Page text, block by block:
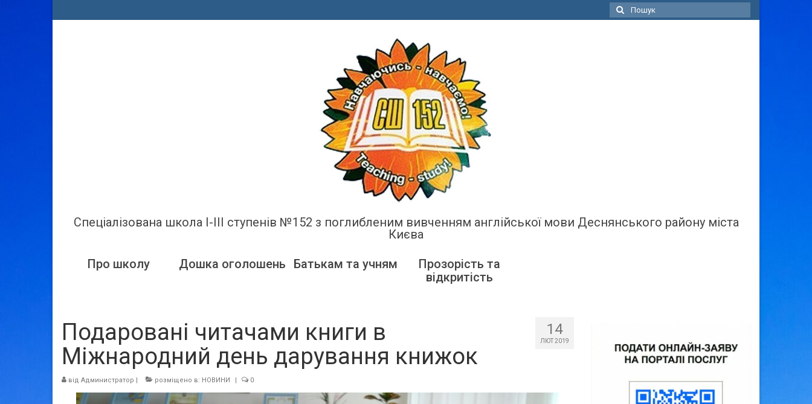
Пошук
для:
Спеціалізована школа І-ІІІ ступенів №152 з поглибленим вивченням англійської мови Деснянського району міста
Києва
Про школу Дошка оголошень Батькам та учням
Прозорість та
відкритість
14
ЛЮТ 2019
Подаровані читачами книги в
Міжнародний день дарування книжок
від Администратор | розміщено в: НОВИНИ | 0